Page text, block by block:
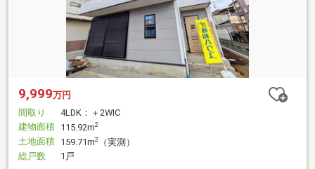
9,999万円
間取り
4LDK：＋2WIC
建物面積 115.92m2
土地面積 159.71m2
（実測）
総戸数
1戸